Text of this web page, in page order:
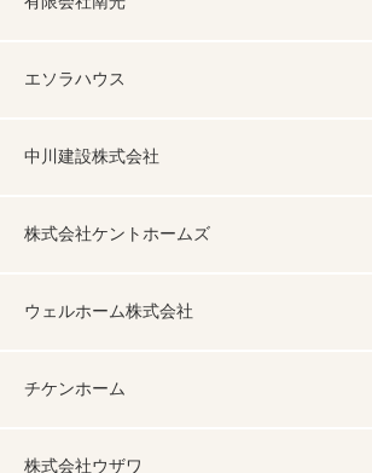
エソラハウス
中川建設株式会社
株式会社ケントホームズ
ウェルホーム株式会社
チケンホーム
株式会社ウザワ